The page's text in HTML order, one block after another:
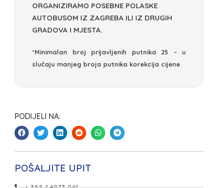
ORGANIZIRAMO POSEBNE POLASKE
AUTOBUSOM IZ ZAGREBA ILI IZ DRUGIH
GRADOVA I MJESTA.
*Minimalan broj prijavljenih putnika 25 – u
slučaju manjeg broja putnika korekcija cijene
PODIJELI NA:
POŠALJITE UPIT